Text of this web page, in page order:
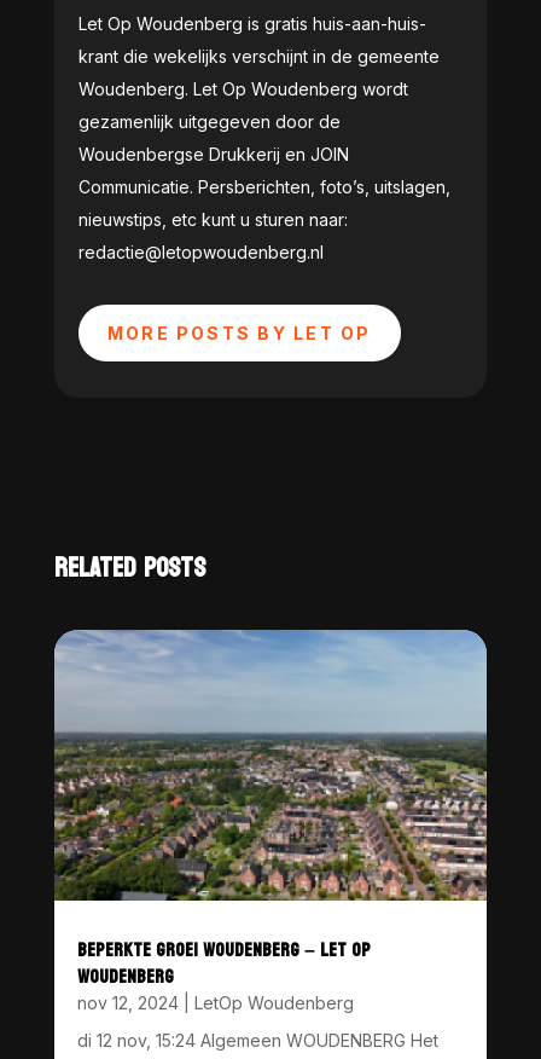
Let Op Woudenberg is gratis huis-aan-huis-
krant die wekelijks verschijnt in de gemeente
Woudenberg. Let Op Woudenberg wordt
gezamenlijk uitgegeven door de
Woudenbergse Drukkerij en JOIN
Communicatie. Persberichten, foto’s, uitslagen,
nieuwstips, etc kunt u sturen naar:
redactie@letopwoudenberg.nl
MORE POSTS BY LET OP
RELATED POSTS
BEPERKTE GROEI WOUDENBERG – LET OP
WOUDENBERG
nov 12, 2024| LetOp Woudenberg
di 12 nov, 15:24 Algemeen WOUDENBERG Het